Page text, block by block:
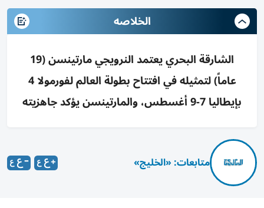
الخلاصه
الشارقة البحري يعتمد النرويجي مارتينسن (19
عاماً) لتمثيله في افتتاح بطولة العالم لفورمولا 4
بإيطاليا 7-9 أغسطس، والمارتينسن يؤكد جاهزيته
متابعات: «الخليج»